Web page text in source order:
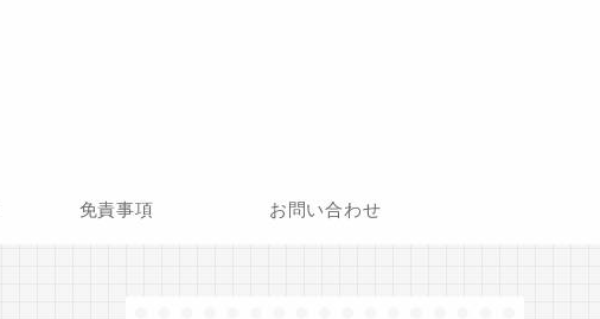
免責事項 お問い合わせ